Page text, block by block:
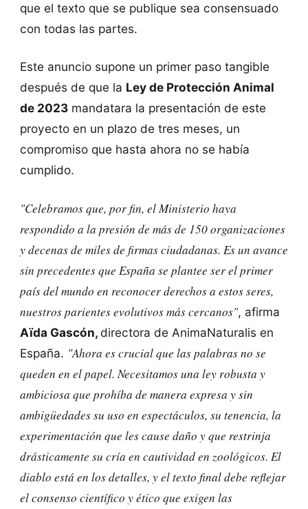
que el texto que se publique sea consensuado
con todas las partes.
Este anuncio supone un primer paso tangible
después de que la Ley de Protección Animal
de 2023mandatara la presentación de este
proyecto en un plazo de tres meses, un
compromiso que hasta ahora no se había
cumplido.
"Celebramos que, por fin, el Ministerio haya
respondido a la presión de más de 150 organizaciones
y decenas de miles de firmas ciudadanas. Es un avance
sin precedentes que España se plantee ser el primer
país del mundo en reconocer derechos a estos seres,
nuestros parientes evolutivos más cercanos", afirma
Aïda Gascón,directora de AnimaNaturalis en
España. "Ahora es crucial que las palabras no se
queden en el papel. Necesitamos una ley robusta y
ambiciosa que prohíba de manera expresa y sin
ambigüedades su uso en espectáculos, su tenencia, la
experimentación que les cause daño y que restrinja
drásticamente su cría en cautividad en zoológicos. El
diablo está en los detalles, y el texto final debe reflejar
el consenso científico y ético que exigen las